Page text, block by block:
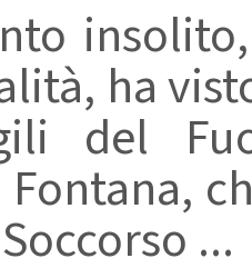
ha
del
Fontana,
...